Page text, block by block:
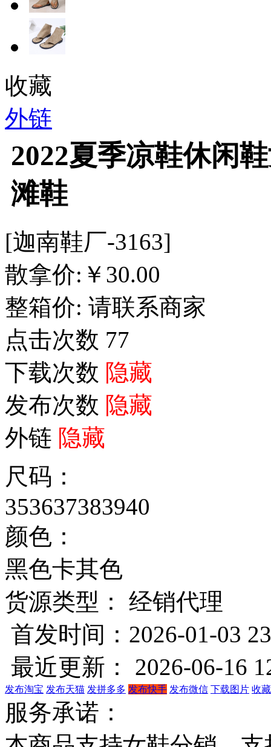
收藏
外链
2022夏季凉鞋休闲
滩鞋
[迦南鞋厂-3163]
散拿价: ￥ 30.00
整箱价: 请联系商家
点击次数 77
下载次数 隐藏
发布次数 隐藏
外链 隐藏
尺码：
353637383940
颜色：
黑色卡其色
货源类型： 经销代理
首发时间：2026-01-03
最近更新： 2026-06-16
发布淘宝 发布天猫 发拼多多 发布快手 发布微信 下载图片 收
服务承诺：